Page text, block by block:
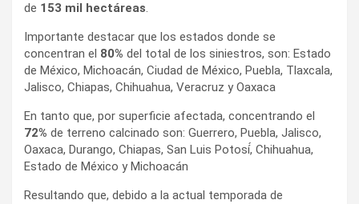
de 153 mil hectáreas.
Importante destacar que los estados donde se
concentran el 80% del total de los siniestros, son: Estado
de México, Michoacán, Ciudad de México, Puebla, Tlaxcala,
Jalisco, Chiapas, Chihuahua, Veracruz y Oaxaca
En tanto que, por superficie afectada, concentrando el
72% de terreno calcinado son: Guerrero, Puebla, Jalisco,
Oaxaca, Durango, Chiapas, San Luis Potosí́, Chihuahua,
Estado de México y Michoacán
Resultando que, debido a la actual temporada de